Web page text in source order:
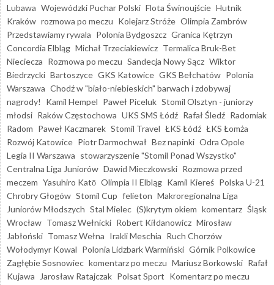
Lubawa Wojewódzki Puchar Polski Flota Świnoujście Hutnik
Kraków rozmowa po meczu Kolejarz Stróże Olimpia Zambrów
Przedstawiamy rywala Polonia Bydgoszcz Granica Kętrzyn
Concordia Elbląg Michał Trzeciakiewicz Termalica Bruk-Bet
Nieciecza Rozmowa po meczu Sandecja Nowy Sącz Wiktor
Biedrzycki Bartoszyce GKS Katowice GKS Bełchatów Polonia
Warszawa Chodź w "biało-niebieskich" barwach i zdobywaj
nagrody!
Kamil Hempel Paweł Piceluk Stomil Olsztyn - juniorzy
młodsi Raków Częstochowa UKS SMS Łódź Rafał Śledź Radomiak
Radom Paweł Kaczmarek Stomil Travel ŁKS Łódź ŁKS Łomża
Rozwój Katowice Piotr Darmochwał Bez napinki Odra Opole
Legia II Warszawa stowarzyszenie "Stomil Ponad Wszystko"
Centralna Liga Juniorów Dawid Mieczkowski Rozmowa przed
meczem Yasuhiro Katō Olimpia II Elbląg Kamil Kiereś Polska U-21
Chrobry Głogów Stomil Cup felieton Makroregionalna Liga
Juniorów Młodszych Stal Mielec (S)krytym okiem komentarz Śląsk
Wrocław Tomasz Wełnicki Robert Kiłdanowicz Mirosław
Jabłoński Tomasz Wełna Irakli Meschia Ruch Chorzów
Wołodymyr Kowal Polonia Lidzbark Warmiński Górnik Polkowice
Zagłębie Sosnowiec komentarz po meczu Mariusz Borkowski Rafał
Kujawa
Jarosław Ratajczak Polsat Sport Komentarz po meczu